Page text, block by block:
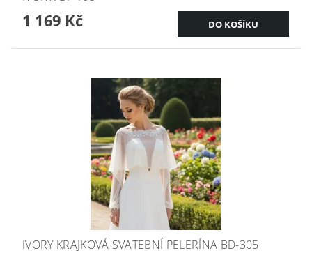
1 169 Kč
IVORY KRAJKOVÁ SVATEBNÍ PELERÍNA BD-305